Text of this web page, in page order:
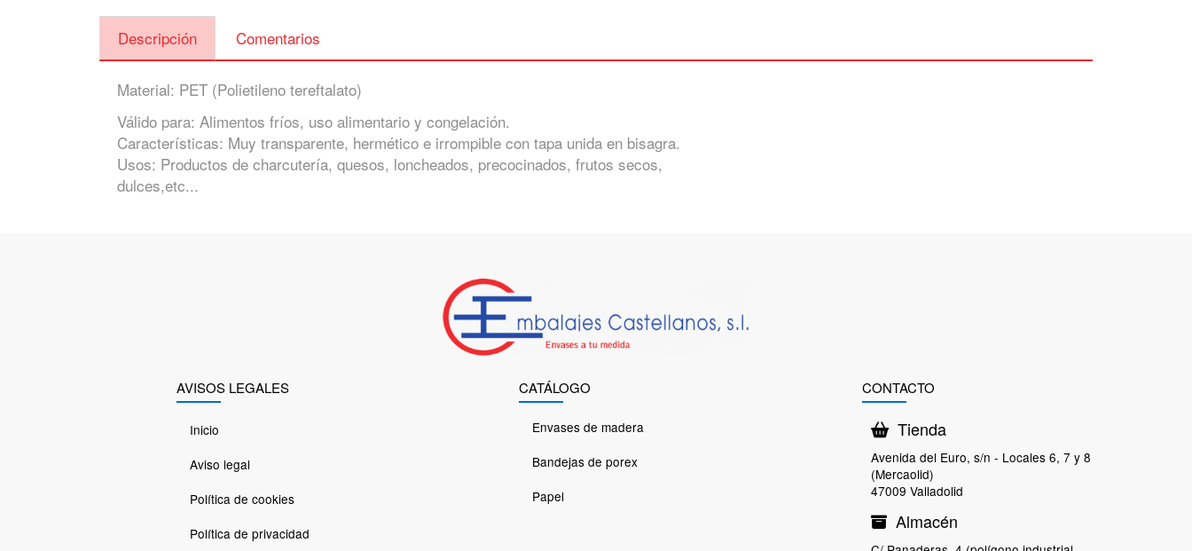
Descripción Comentarios
Material: PET (Polietileno tereftalato)
Válido para: Alimentos fríos, uso alimentario y congelación.
Características: Muy transparente, hermético e irrompible con tapa unida en bisagra.
Usos: Productos de charcutería, quesos, loncheados, precocinados, frutos secos,
dulces,etc...
AVISOS LEGALES
Inicio
Aviso legal
Política de cookies
Política de privacidad
CATÁLOGO
Envases de madera
Bandejas de porex
Papel
CONTACTO
Tienda
Avenida del Euro, s/n - Locales 6, 7 y 8
(Mercaolid)
47009 Valladolid
Almacén